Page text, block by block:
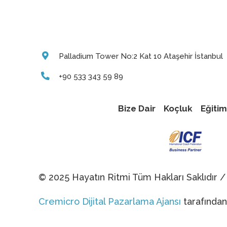
Palladium Tower No:2 Kat 10 Ataşehir İstanbul
+90 533 343 59 89
Bize Dair Koçluk Eğitim
© 2025 Hayatın Ritmi Tüm Hakları Saklıdır
Cremicro Dijital Pazarlama Ajansı